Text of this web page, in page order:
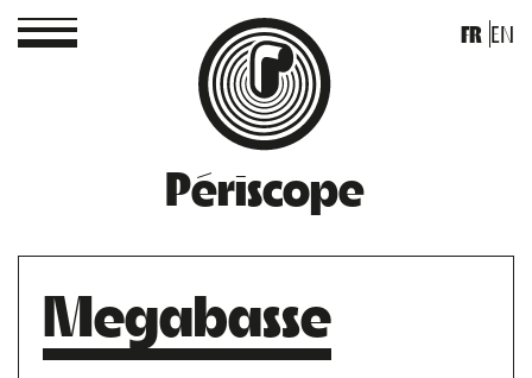
Périscope
FR EN
Megabasse